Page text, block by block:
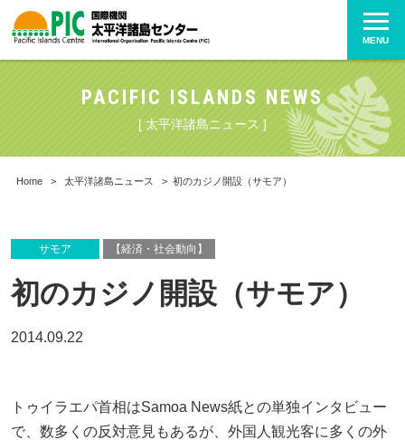
MENU
PACIFIC ISLANDS NEWS
[ 太平洋諸島ニュース ]
Home > 太平洋諸島ニュース > 初のカジノ開設（サモア）
サモア 【経済・社会動向】
初のカジノ開設（サモア）
2014.09.22
トゥイラエパ首相はSamoa News紙との単独インタビュー
で、数多くの反対意見もあるが、外国人観光客に多くの外